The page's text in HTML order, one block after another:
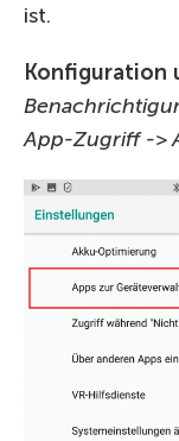
ist.
Konfiguration
App-Zugriff ->